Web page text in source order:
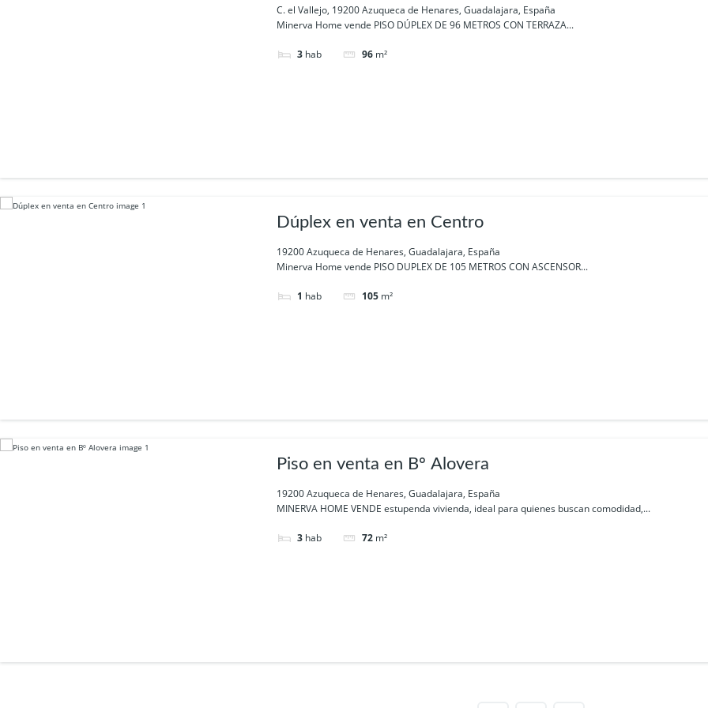
C. el Vallejo, 19200 Azuqueca de Henares, Guadalajara, España
Minerva Home vende PISO DÚPLEX DE 96 METROS CON TERRAZA...
3 hab 96 m²
Dúplex en venta en Centro
19200 Azuqueca de Henares, Guadalajara, España
Minerva Home vende PISO DUPLEX DE 105 METROS CON ASCENSOR...
1 hab 105 m²
Piso en venta en Bº Alovera
19200 Azuqueca de Henares, Guadalajara, España
MINERVA HOME VENDE estupenda vivienda, ideal para quienes buscan comodidad,...
3 hab 72 m²